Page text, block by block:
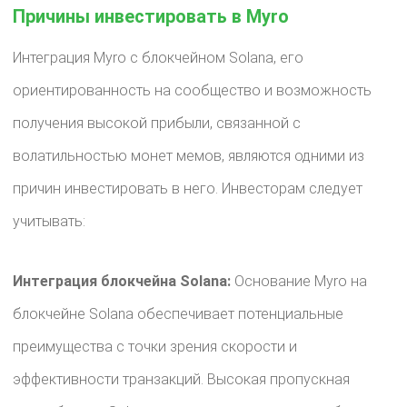
Причины инвестировать в Myro
Интеграция Myro с блокчейном Solana, его
ориентированность на сообщество и возможность
получения высокой прибыли, связанной с
волатильностью монет мемов, являются одними из
причин инвестировать в него. Инвесторам следует
учитывать:
Интеграция блокчейна Solana: Основание Myro на
блокчейне Solana обеспечивает потенциальные
преимущества с точки зрения скорости и
эффективности транзакций. Высокая пропускная